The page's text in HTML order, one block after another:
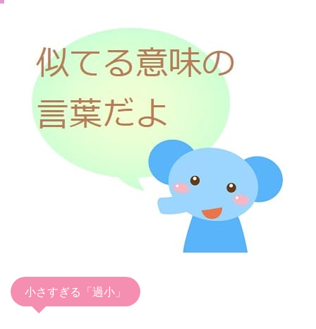
小さすぎる「過小」